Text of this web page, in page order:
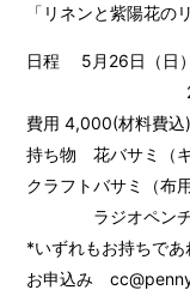
「リネンと紫陽花の
日程 5月26日（日
2回目 14時
費用 4,000(材料費込)
持ち物 花バサミ（キ
クラフトバサミ（布
ラジオペンチ
*いずれもお持ちであ
お申込み